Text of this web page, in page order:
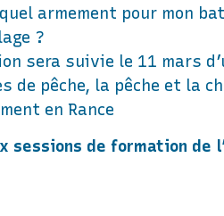
armement pour mon
?
sera suivie le 11 mars
de pêche, la pêche et la
en Rance
de formation de